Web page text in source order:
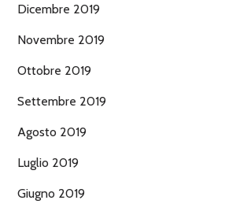
Dicembre 2019
Novembre 2019
Ottobre 2019
Settembre 2019
Agosto 2019
Luglio 2019
Giugno 2019